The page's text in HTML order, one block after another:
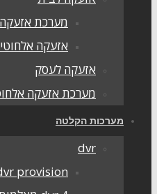
מערכת אזעקה לבית
אזעקה אלחוטית לבית
אזעקה לעסק
מערכת אזעקה אלחוטית
הקלטה
dvr provision